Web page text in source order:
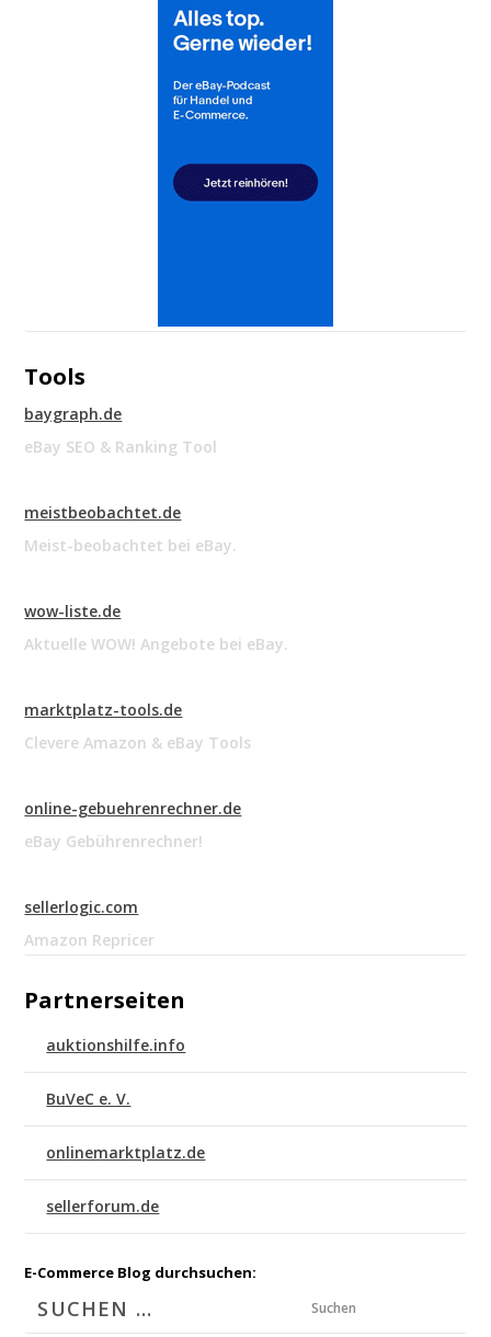
Tools
baygraph.de
eBay SEO & Ranking Tool
meistbeobachtet.de
Meist-beobachtet bei eBay.
wow-liste.de
Aktuelle WOW! Angebote bei eBay.
marktplatz-tools.de
Clevere Amazon & eBay Tools
online-gebuehrenrechner.de
eBay Gebührenrechner!
sellerlogic.com
Amazon Repricer
Partnerseiten
auktionshilfe.info
BuVeC e. V.
onlinemarktplatz.de
sellerforum.de
E-Commerce Blog durchsuchen:
Suchen